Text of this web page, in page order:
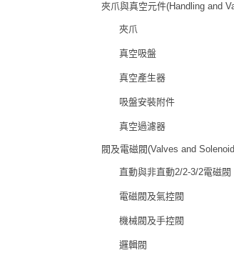
夾爪與真空元件(Handling and
夾爪
真空吸盤
真空產生器
吸盤安裝附件
真空過濾器
閥及電磁閥(Valves and
直動與非直動2/2-3/2電磁閥
電磁閥及氣控閥
機械閥及手控閥
邏輯閥